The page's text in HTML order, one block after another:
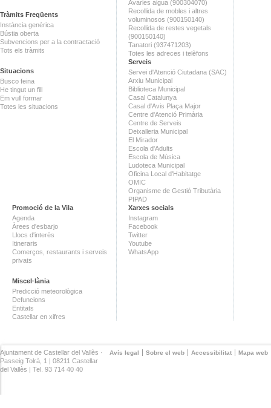
Tràmits Freqüents
Instància genèrica
Bústia oberta
Subvencions per a la contractació
Tots els tràmits
Situacions
Busco feina
He tingut un fill
Em vull formar
Totes les situacions
Avaries aigua (900304070)
Recollida de mobles i altres
voluminosos (900150140)
Recollida de restes vegetals
(900150140)
Tanatori (937471203)
Totes les adreces i telèfons
Serveis
Servei d'Atenció Ciutadana (SAC)
Arxiu Municipal
Biblioteca Municipal
Casal Catalunya
Casal d'Avis Plaça Major
Centre d'Atenció Primària
Centre de Serveis
Deixalleria Municipal
El Mirador
Escola d'Adults
Escola de Música
Ludoteca Municipal
Oficina Local d'Habitatge
OMIC
Organisme de Gestió Tributària
PIPAD
Promoció de la Vila
Agenda
Àrees d'esbarjo
Llocs d'interès
Itineraris
Comerços, restaurants i serveis
privats
Miscel·lània
Predicció meteorològica
Defuncions
Entitats
Castellar en xifres
Xarxes socials
Instagram
Facebook
Twitter
Youtube
WhatsApp
Avís legal Sobre el web Accessibilitat Mapa web
Ajuntament de Castellar del Vallès ·
Passeig Tolrà, 1 | 08211 Castellar
del Vallès | Tel. 93 714 40 40